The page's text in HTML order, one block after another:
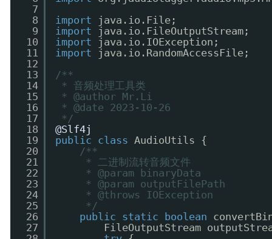
7
8
9
10
11
12
13
14
15
16
17
18
19
20
21
22
23
24
25
26
27
import
java.io.File;
import
java.io.FileOutputStream;
import
java.io.IOException;
import
java.io.RandomAccessFile;
/**
* 音频处理工具类
* @author Mr.Li
* @date 2023-10-26
*/
@Slf4j
public
class AudioUtils {
/**
* 二进制流转音频文件
* @param binaryData
* @param outputFilePath
* @throws IOException
*/
public
static boolean
FileOutputStream